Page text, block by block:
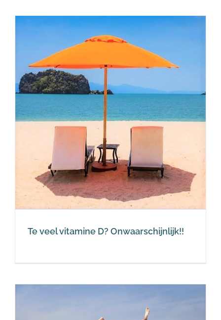
Te veel vitamine D? Onwaarschijnlijk!!